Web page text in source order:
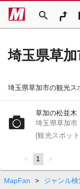
search
埼玉県草
埼玉県草加市の観光ス
草加の松並木
埼玉県草加市
[観光スポッ
page
You're
on
page
1 page
MapFan > ジャンル検